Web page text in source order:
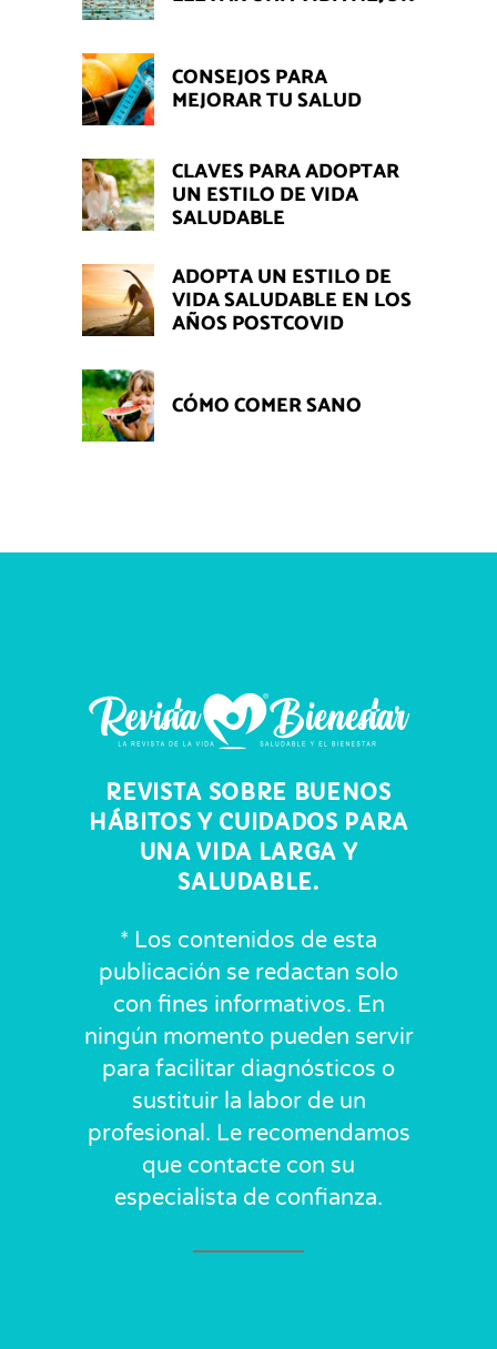
CONSEJOS PARA
MEJORAR TU SALUD
CLAVES PARA ADOPTAR
UN ESTILO DE VIDA
SALUDABLE
ADOPTA UN ESTILO DE
VIDA SALUDABLE EN LOS
AÑOS POSTCOVID
CÓMO COMER SANO
REVISTA SOBRE BUENOS
HÁBITOS Y CUIDADOS PARA
UNA VIDA LARGA Y
SALUDABLE.
* Los contenidos de esta
publicación se redactan solo
con fines informativos. En
ningún momento pueden servir
para facilitar diagnósticos o
sustituir la labor de un
profesional. Le recomendamos
que contacte con su
especialista de confianza.